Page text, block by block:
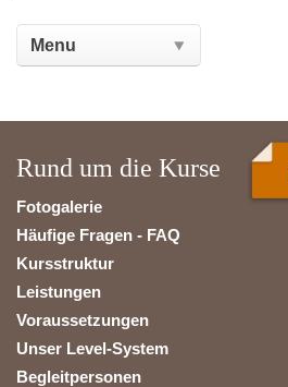
Rund um die Kurse
Fotogalerie
Häufige Fragen - FAQ
Kursstruktur
Leistungen
Voraussetzungen
Unser Level-System
Begleitpersonen